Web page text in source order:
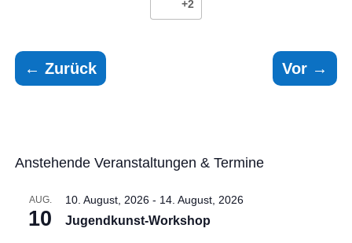
+2
←Zurück Vor→
Anstehende Veranstaltungen & Termine
AUG.
10
10. August, 2026 - 14. August, 2026
Jugendkunst-Workshop